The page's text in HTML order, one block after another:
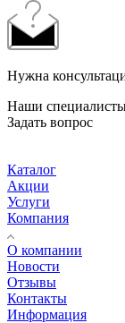
Нужна
Наши
Задать вопрос
Каталог
Акции
Услуги
Компания
О компании
Новости
Отзывы
Контакты
Информация